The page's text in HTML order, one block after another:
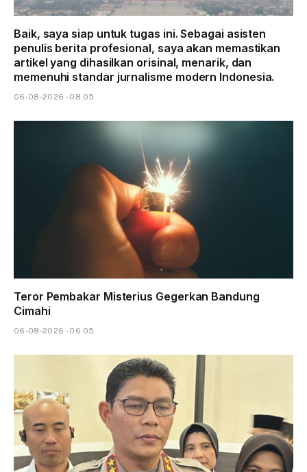
Baik, saya siap untuk tugas ini. Sebagai asisten
penulis berita profesional, saya akan memastikan
artikel yang dihasilkan orisinal, menarik, dan
memenuhi standar jurnalisme modern Indonesia.
06-08-2026 - 08.05
Teror Pembakar Misterius Gegerkan Bandung
Cimahi
06-08-2026 - 06.05